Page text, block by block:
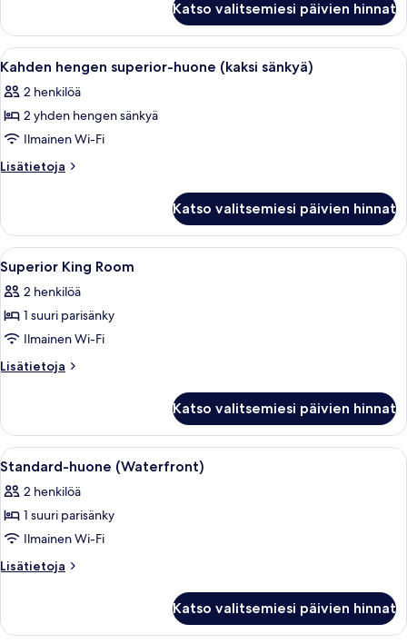
(Waterfront)
Katso valitsemiesi päivien hinnat
Avaa
kaikki
huonetyypin
Kahden
hengen
superior-
sänkyä)
kuvat
Hotellihuone, jossa on kaksi erillistä
5
Kahden hengen superior-huone (kaksi sänkyä)
2 henkilöä
2 yhden hengen sänkyä
Ilmainen Wi-Fi
Lisätietoja
Lisätietoja
superior-
huone
(kaksi
sänkyä)
Katso valitsemiesi päivien hinnat
Avaa
kaikki
huonetyypin
Superior
King
Room
Superior King Room | Ylelliset
5
Superior King Room
2 henkilöä
1 suuri parisänky
Ilmainen Wi-Fi
Lisätietoja
Lisätietoja
Room
Katso valitsemiesi päivien hinnat
Avaa
kaikki
huonetyypin
Standard-
huone
(Waterfront)
Moderni hotellihuone, jossa on
6
Standard-huone (Waterfront)
2 henkilöä
1 suuri parisänky
Ilmainen Wi-Fi
Lisätietoja
Lisätietoja
(Waterfront)
Katso valitsemiesi päivien hinnat